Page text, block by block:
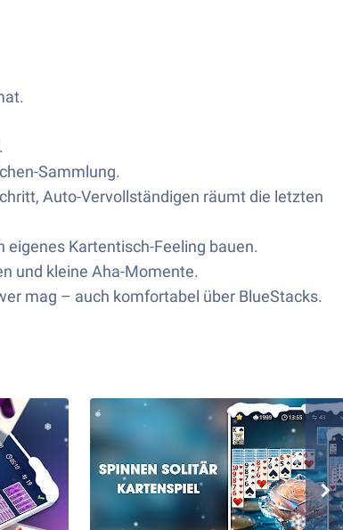
Sammlung.
Auto-Vervollständigen räumt die letzten
Kartentisch-Feeling bauen.
und kleine Aha-Momente.
mag – auch komfortabel über BlueStacks.